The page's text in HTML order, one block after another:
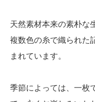
天然素材本来の素朴な
複数色の糸で織られた
まれています。
季節によっては、一枚